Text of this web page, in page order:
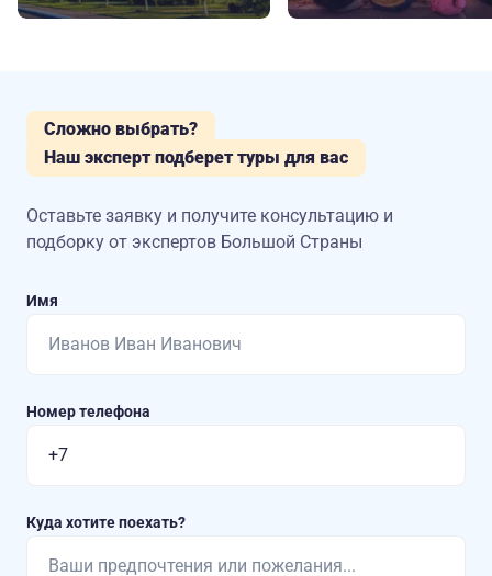
Сложно выбрать?
Наш эксперт подберет туры для вас
Оставьте заявку и получите консультацию и
подборку от экспертов Большой Страны
Имя
Номер телефона
Куда хотите поехать?